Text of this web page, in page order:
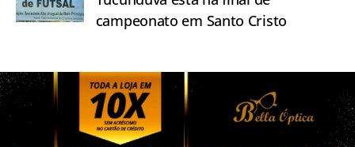
campeonato em Santo Cristo